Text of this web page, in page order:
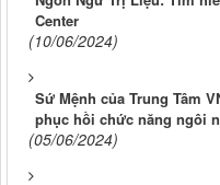
Center
(10/06/2024)
Sứ Mệnh của Trung Tâm
phục hồi chức năng ngôi
(05/06/2024)